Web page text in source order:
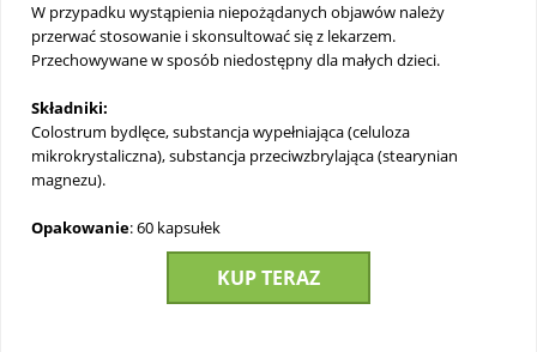
W przypadku wystąpienia niepożądanych objawów należy
przerwać stosowanie i skonsultować się z lekarzem.
Przechowywane w sposób niedostępny dla małych dzieci.
Składniki:
Colostrum bydlęce, substancja wypełniająca (celuloza
mikrokrystaliczna), substancja przeciwzbrylająca (stearynian
magnezu).
Opakowanie:60 kapsułek
KUP TERAZ